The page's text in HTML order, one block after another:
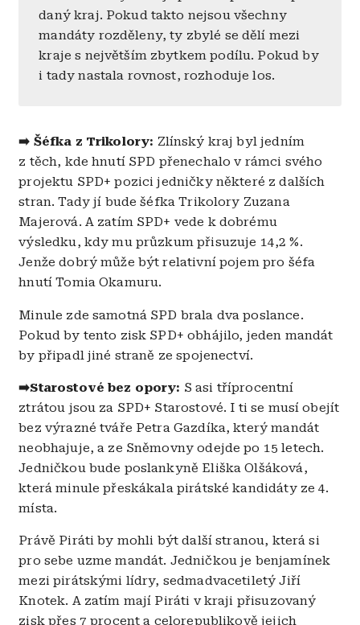
daný kraj. Pokud takto nejsou všechny
mandáty rozděleny, ty zbylé se dělí mezi
kraje s největším zbytkem podílu. Pokud by
i tady nastala rovnost, rozhoduje los.
➡️ Šéfka z Trikolory: Zlínský kraj byl jedním
z těch, kde hnutí SPD přenechalo v rámci svého
projektu SPD+ pozici jedničky některé z dalších
stran. Tady jí bude šéfka Trikolory Zuzana
Majerová. A zatím SPD+ vede k dobrému
výsledku, kdy mu průzkum přisuzuje 14,2 %.
Jenže dobrý může být relativní pojem pro šéfa
hnutí Tomia Okamuru.
Minule zde samotná SPD brala dva poslance.
Pokud by tento zisk SPD+ obhájilo, jeden mandát
by připadl jiné straně ze spojenectví.
➡️Starostové bez opory: S asi tříprocentní
ztrátou jsou za SPD+ Starostové. I ti se musí obejít
bez výrazné tváře Petra Gazdíka, který mandát
neobhajuje, a ze Sněmovny odejde po 15 letech.
Jedničkou bude poslankyně Eliška Olšáková,
která minule přeskákala pirátské kandidáty ze 4.
místa.
Právě Piráti by mohli být další stranou, která si
pro sebe uzme mandát. Jedničkou je benjamínek
mezi pirátskými lídry, sedmadvacetiletý Jiří
Knotek. A zatím mají Piráti v kraji přisuzovaný
zisk přes 7 procent a celorepublikově jejich